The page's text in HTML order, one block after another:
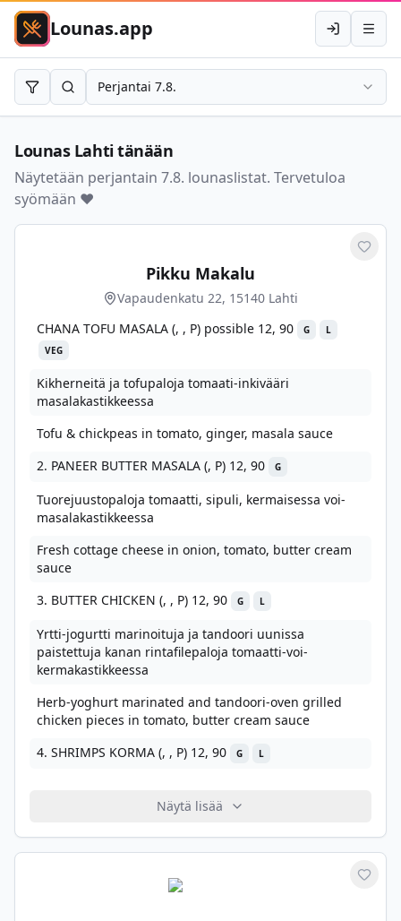
Lounas.app KirjauduAvaa
RajaaHae Perjantai 7.8.
Lounas Lahtitänään
Näytetään perjantain 7.8. lounaslistat. Tervetuloa
syömään ❤️
Pikku Makalu
Vapaudenkatu 22, 15140 Lahti
CHANA TOFU MASALA (, , P) possible 12, 90
G
L
VEG
Kikherneitä ja tofupaloja tomaati-inkivääri
masalakastikkeessa
Tofu & chickpeas in tomato, ginger, masala sauce
2. PANEER BUTTER MASALA (, P) 12, 90
G
Tuorejuustopaloja tomaatti, sipuli, kermaisessa voi-
masalakastikkeessa
Fresh cottage cheese in onion, tomato, butter cream
sauce
3. BUTTER CHICKEN (, , P) 12, 90
G L
Yrtti-jogurtti marinoituja ja tandoori uunissa
paistettuja kanan rintafilepaloja tomaatti-voi-
kermakastikkeessa
Herb-yoghurt marinated and tandoori-oven grilled
chicken pieces in tomato, butter cream sauce
4. SHRIMPS KORMA (, , P) 12, 90
G L
Näytä lisää